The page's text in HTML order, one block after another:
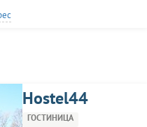
и оснащены всем
Hostel44
ГОСТИНИЦА